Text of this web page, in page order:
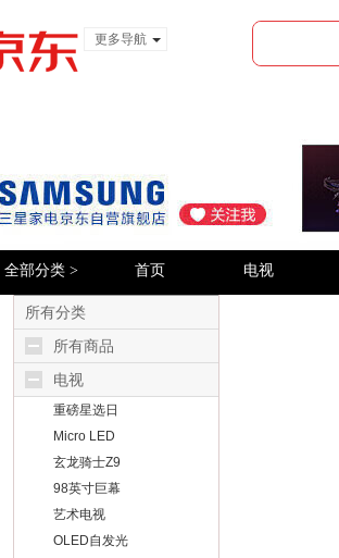
更多导航
全部分类 > 首页 电视
所有分类
所有商品
电视
重磅星选日
Micro LED
玄龙骑士Z9
98英寸巨幕
艺术电视
OLED自发光